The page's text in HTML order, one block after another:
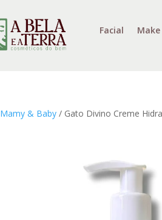
Facial Make
Mamy & Baby / Gato Divino Creme